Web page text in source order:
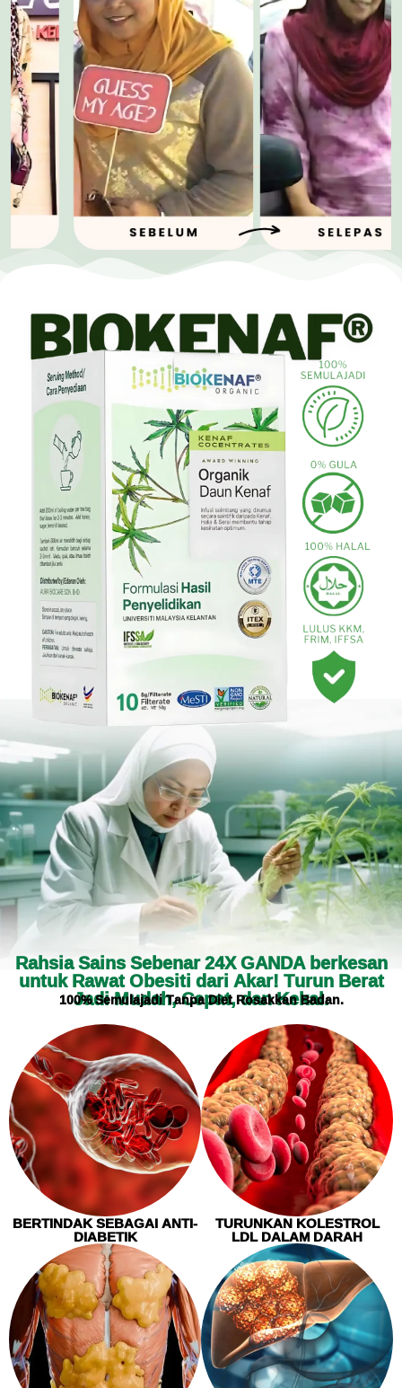
Rahsia Sains Sebenar 24X GANDA berkesan
untuk Rawat Obesiti dari Akar! Turun Berat
Jadi Mudah, Cepat, dan Kekal.
100% Semulajadi Tanpa Diet Rosakkan Badan.
BERTINDAK SEBAGAI ANTI-
DIABETIK
TURUNKAN KOLESTROL
LDL DALAM DARAH